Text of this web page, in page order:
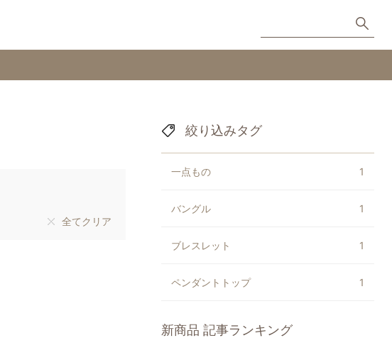
全てクリア
絞り込みタグ
一点もの 1
バングル 1
ブレスレット 1
ペンダントトップ 1
新商品 記事ランキング